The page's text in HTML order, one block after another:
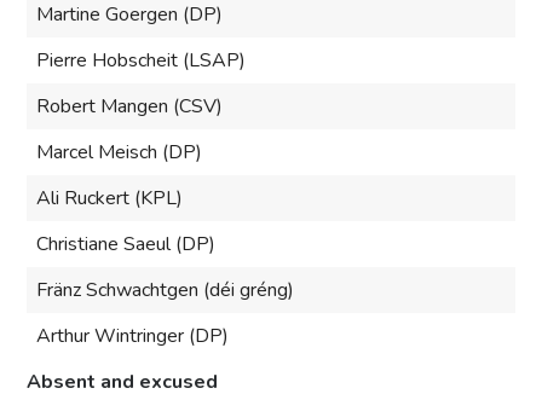
Martine Goergen (DP)
Pierre Hobscheit (LSAP)
Robert Mangen (CSV)
Marcel Meisch (DP)
Ali Ruckert (KPL)
Christiane Saeul (DP)
Fränz Schwachtgen (déi gréng)
Arthur Wintringer (DP)
Absent and excused